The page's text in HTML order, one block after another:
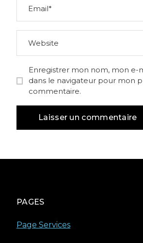
Enregistrer mon nom, mon e-
dans le navigateur pour mon
commentaire.
PAGES
Page Services